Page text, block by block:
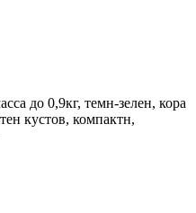
до 0,9кг, темн-зелен, кора
кустов, компактн,